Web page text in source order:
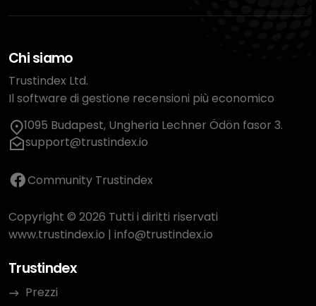
Chi siamo
Trustindex Ltd.
Il software di gestione recensioni più economico
1095 Budapest, Ungheria Lechner Ödön fasor 3.
support@trustindex.io
Community Trustindex
Copyright © 2026 Tutti i diritti riservati
www.trustindex.io | info@trustindex.io
Trustindex
Prezzi